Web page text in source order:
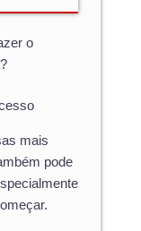
o
mais
pode